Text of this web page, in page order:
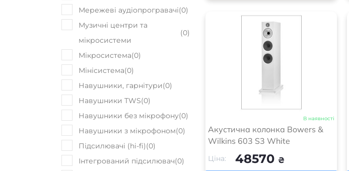
Мережеві аудіопрогравачі(0)
Музичні центри та
мікросистеми
(0)
Мікросистема(0)
Мінісистема(0)
Навушники, гарнітури(0)
Навушники TWS(0)
Навушники без мікрофону(0)
Навушники з мікрофоном(0)
Підсилювачі (hi-fi)(0)
Інтегрований підсилювач(0)
В наявності
Акустична колонка Bowers &
Wilkins 603 S3 White
Ціна: 48570 ₴